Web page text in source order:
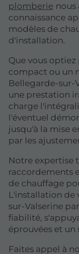
plomberie
connaissance
modèles de
d'installation.
Que vous
compact ou un
Bellegarde-sur-
une prestation
charge
l'éventuel
jusqu'à la mise
par les
Notre expertise
raccordements
de chauffage
L'installation de
sur-Valserine
fiabilité,
éprouvées et un
Faites appel à